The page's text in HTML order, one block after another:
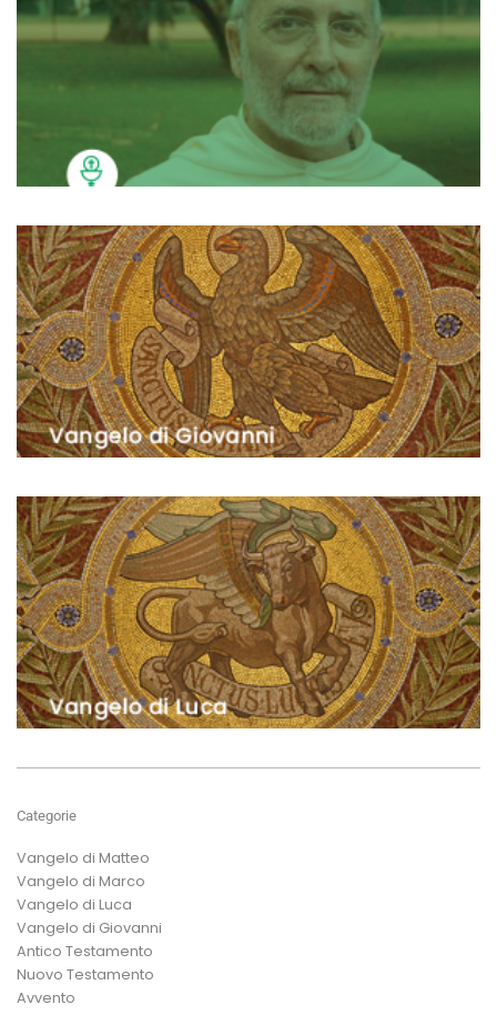
Categorie
Vangelo di Matteo
Vangelo di Marco
Vangelo di Luca
Vangelo di Giovanni
Antico Testamento
Nuovo Testamento
Avvento